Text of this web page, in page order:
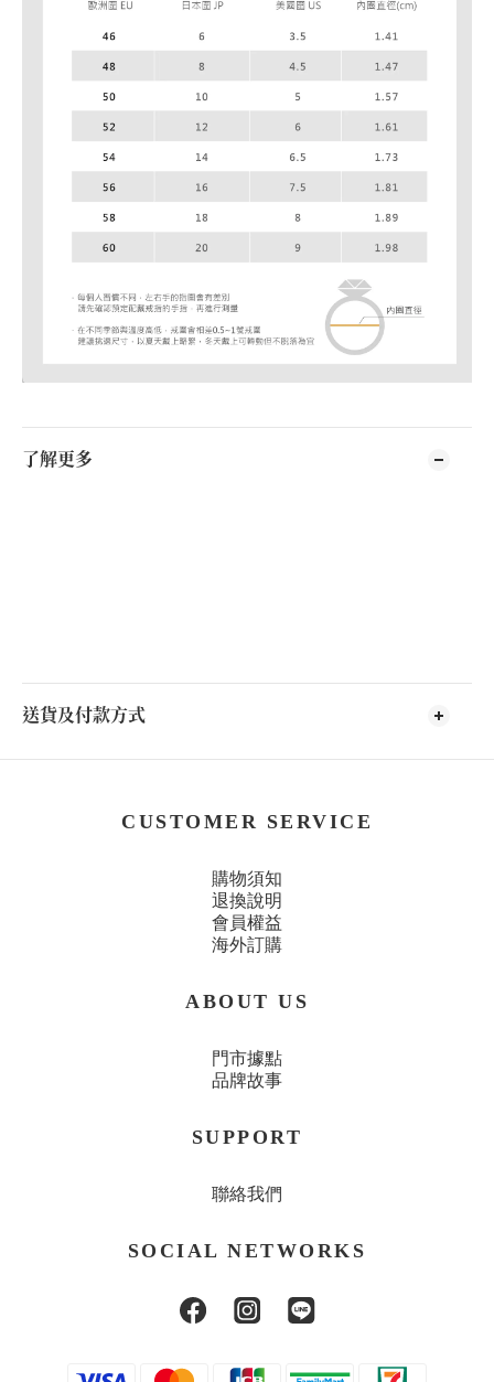
了解更多
送貨及付款方式
CUSTOMER SERVICE
購物須知
退換說明
會員權益
海外訂購
ABOUT US
門市據點
品牌故事
SUPPORT
聯絡我們
SOCIAL NETWORKS